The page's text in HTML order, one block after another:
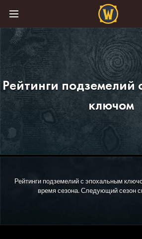
Рейтинги подземелий
ключом
Рейтинги подземелий с эпохальным
время сезона. Следующий сезон